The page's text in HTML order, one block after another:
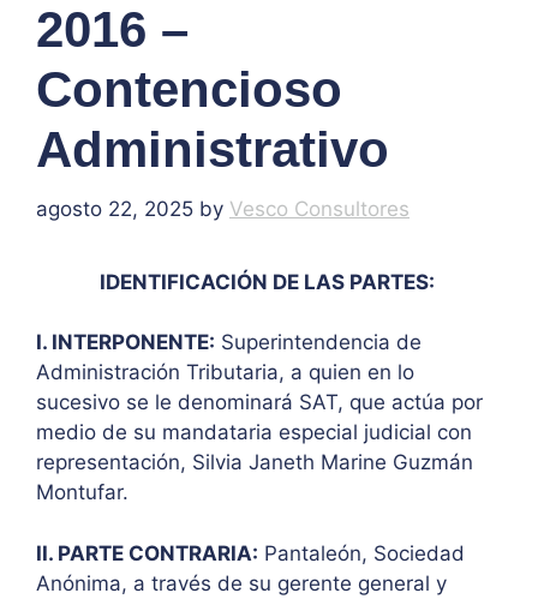
2016 –
Contencioso
Administrativo
agosto 22, 2025 by Vesco Consultores
IDENTIFICACIÓN DE LAS PARTES:
I. INTERPONENTE: Superintendencia de
Administración Tributaria, a quien en lo
sucesivo se le denominará SAT, que actúa por
medio de su mandataria especial judicial con
representación, Silvia Janeth Marine Guzmán
Montufar.
II. PARTE CONTRARIA: Pantaleón, Sociedad
Anónima, a través de su gerente general y